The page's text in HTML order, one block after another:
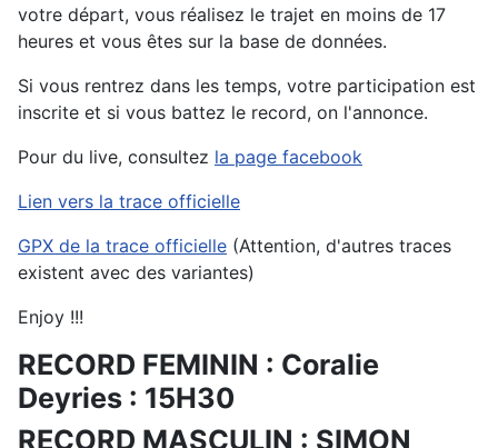
votre départ, vous réalisez le trajet en moins de 17
heures et vous êtes sur la base de données.
Si vous rentrez dans les temps, votre participation est
inscrite et si vous battez le record, on l'annonce.
Pour du live, consultez la page facebook
Lien vers la trace officielle
GPX de la trace officielle (Attention, d'autres traces
existent avec des variantes)
Enjoy !!!
RECORD FEMININ : Coralie
Deyries : 15H30
RECORD MASCULIN : SIMON